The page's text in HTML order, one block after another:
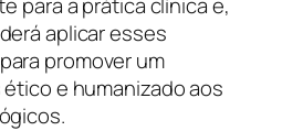
aplicar esses
promover um
e humanizado aos